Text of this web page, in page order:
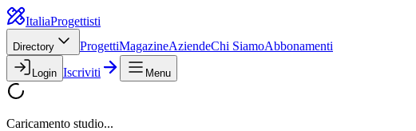
ItaliaProgettisti
Directory ProgettiMagazineAziendeChi SiamoAbbonamenti
Login Iscriviti Menu
Caricamento studio...